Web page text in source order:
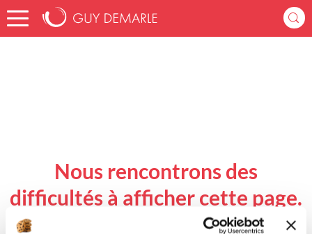
Accueil
Nous rencontrons des
difficultés à afficher cette page.